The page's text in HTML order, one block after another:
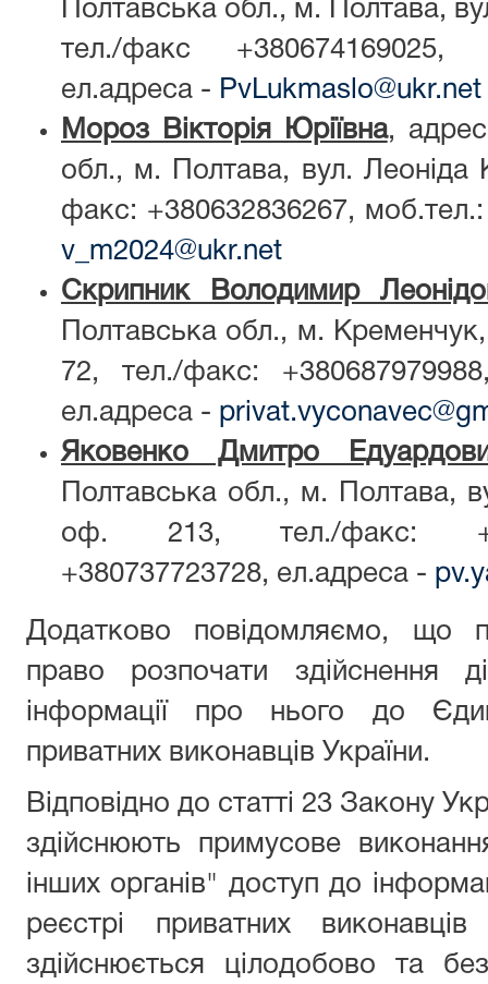
Полтавська обл., м. Полтава,
тел./факс +380674169025,
ел.адреса - PvLukmaslo@ukr.net
Мороз Вікторія Юріївна,
обл., м. Полтава, вул.
факс: +380632836267,
v_m2024@ukr.net
Скрипник Володимир
Полтавська обл., м.
72, тел./факс:
ел.адреса -
Яковенко Дмитро
Полтавська обл., м. Полтава,
оф. 213, тел./факс:
+380737723728, ел.адреса -
Додатково повідомляємо, що
право розпочати здійснення
інформації про нього до
приватних виконавців України.
Відповідно до статті 23 Закону
здійснюють примусове
інших органів" доступ до
реєстрі приватних
здійснюється цілодобово та